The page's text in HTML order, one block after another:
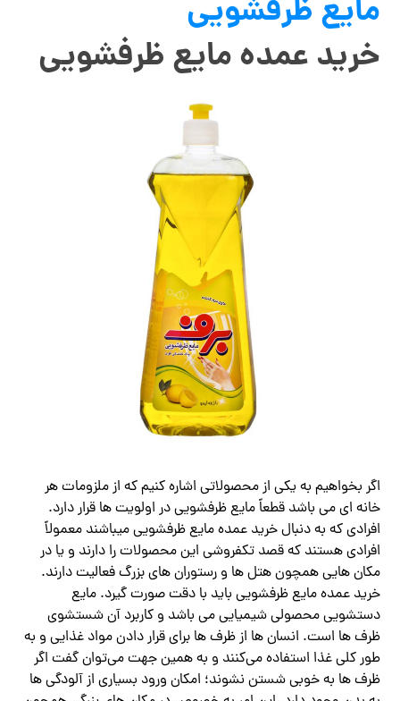
مایع ظرفشویی
خرید عمده مایع ظرفشویی
اگر بخواهیم به یکی از محصولاتی اشاره کنیم که از ملزومات هر
خانه ای می باشد قطعاً مایع ظرفشویی در اولویت ها قرار دارد.
افرادی که به دنبال خرید عمده مایع ظرفشویی میباشند معمولاً
افرادی هستند که قصد تکفروشی این محصولات را دارند و یا در
مکان هایی همچون هتل ها و رستوران های بزرگ فعالیت دارند.
خرید عمده مایع ظرفشویی باید با دقت صورت گیرد. مایع
دستشویی محصولی شیمیایی می باشد و کاربرد آن شستشوی
ظرف ها است. انسان ها از ظرف ها برای قرار دادن مواد غذایی و به
طور کلی غذا استفاده می‌کنند و به همین جهت می‌توان گفت اگر
ظرف ها به خوبی شستن نشوند؛ امکان ورود بسیاری از آلودگی ها